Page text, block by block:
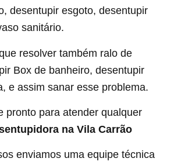
desentupir esgoto, desentupir
sanitário.
resolver também ralo de
Box de banheiro, desentupir
e assim sanar esse problema.
pronto para atender qualquer
na Vila Carrão
enviamos uma equipe técnica